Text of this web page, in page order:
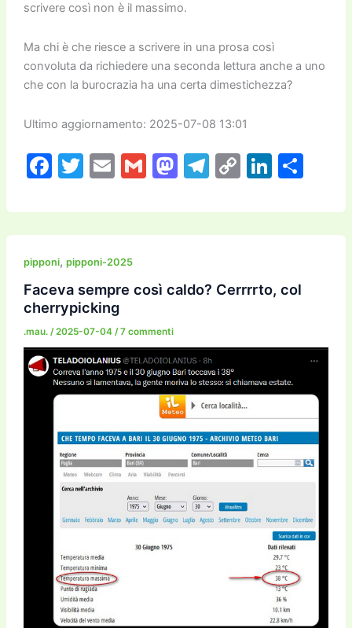
scrivere così non è il massimo.
Ma chi è che riesce a scrivere in una prosa così
convoluta da richiedere una seconda lettura anche a uno
che con la burocrazia ha una certa dimestichezza?
Ultimo aggiornamento: 2025-07-08 13:01
F
c
e
b
o
o
k
T
itt
er
E
ai
l
G
ai
l
M
st
o
o
T
e
gr
m
C
p
y
n
Li
k
e
n
C
n
di
pipponi, pipponi-2025
Faceva sempre così caldo? Cerrrrto, col
cherrypicking
.mau. /2025-07-04 /7 commenti